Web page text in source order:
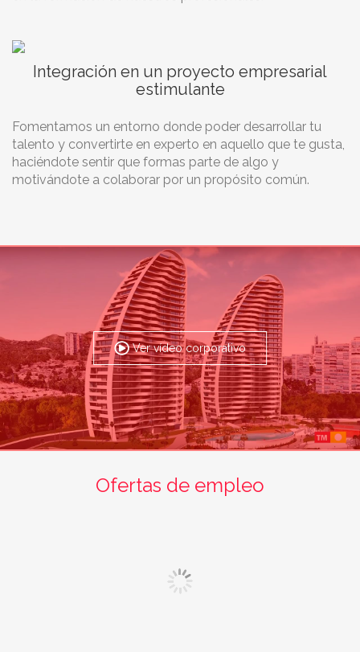
Integración en un proyecto empresarial
estimulante
Fomentamos un entorno donde poder desarrollar tu
talento y convertirte en experto en aquello que te gusta,
haciéndote sentir que formas parte de algo y
motivándote a colaborar por un propósito común.
Ver vídeo corporativo
Ofertas de empleo